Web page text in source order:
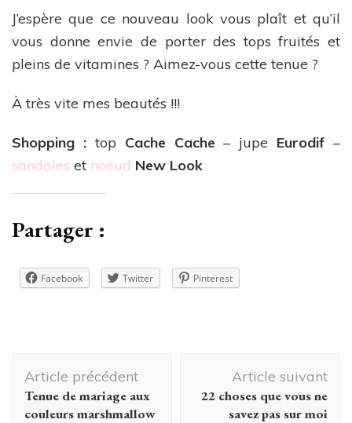
J’espère que ce nouveau look vous plaît et qu’il
vous donne envie de porter des tops fruités et
pleins de vitamines ? Aimez-vous cette tenue ?
À très vite mes beautés !!!
Shopping :top Cache Cache – jupe Eurodif –
sandales et noeud New Look
Partager :
Facebook Twitter Pinterest
Navigation
d'article
Article précédent
Tenue de mariage aux
couleurs marshmallow
Article suivant
22 choses que vous ne
savez pas sur moi